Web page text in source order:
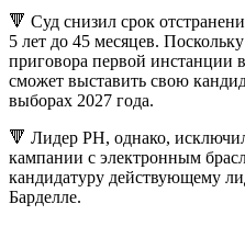
🔻 Суд снизил срок
5 лет до 45 месяцев.
приговора первой инстанции
сможет выставить свою
выборах 2027 года.
🔻 Лидер РН, однако,
кампании с электронным
кандидатуру действующему
Барделле.